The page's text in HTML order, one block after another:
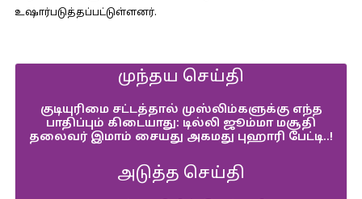
உஷார்படுத்தப்பட்டுள்ளனர்.
முந்தய செய்தி
குடியுரிமை சட்டத்தால் முஸ்லிம்களுக்கு எந்த
பாதிப்பும் கிடையாது: டில்லி ஜூம்மா மசூதி
தலைவர் இமாம் சையது அகமது புஹாரி பேட்டி..!
அடுத்த செய்தி